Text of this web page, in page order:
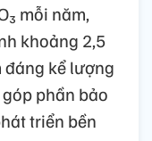
mỗi năm,
khoảng 2,5
kể lượng
phần bảo
triển bền